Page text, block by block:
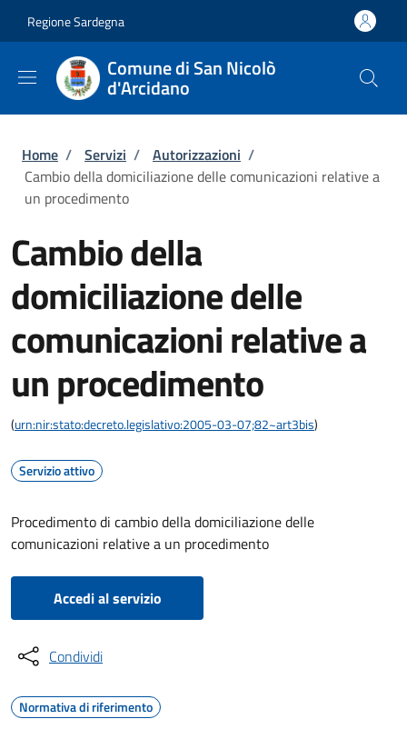
Regione Sardegna
Comune di San Nicolò
d'Arcidano
Briciole di pane
Home / Servizi / Autorizzazioni /
Cambio della domiciliazione delle comunicazioni relative a
un procedimento
Cambio della
domiciliazione delle
comunicazioni relative a
un procedimento
(urn:nir:stato:decreto.legislativo:2005-03-07;82~art3bis)
Servizio attivo
Procedimento di cambio della domiciliazione delle
comunicazioni relative a un procedimento
Accedi al servizio
Condividi
Normativa di riferimento